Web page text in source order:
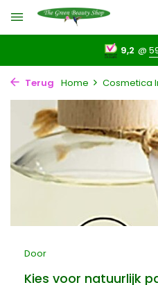
9,2 @
Terug Home Cosmetica
Door
Kies voor natuurlijk